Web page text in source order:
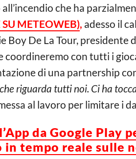
che ha
METEOWEB), adesso il
De La Tour, presidente
coordineremo con tutti i
di una partnership
riguarda tutti noi. Ci ha
al lavoro per limitare i
da Google Play
in tempo reale sulle